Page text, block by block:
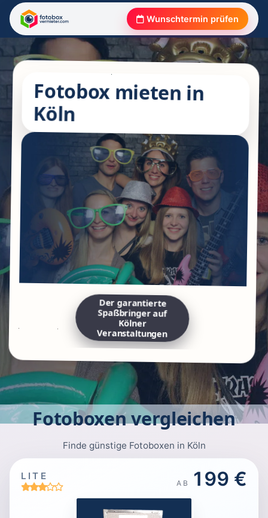
Wunschtermin prüfen
Fotobox mieten in
Köln
Der garantierte
Spaßbringer auf
Kölner
Veranstaltungen
Fotoboxen vergleichen
Finde günstige Fotoboxen in Köln
LITE
AB 199 €